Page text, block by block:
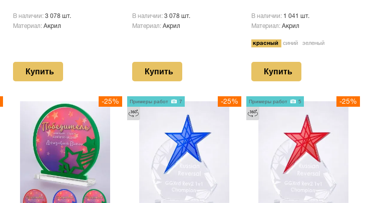
В наличии: 3 078 шт.
Материал: Акрил
Купить
В наличии: 3 078 шт.
Материал: Акрил
Купить
В наличии: 1 041 шт.
Материал: Акрил
красный синий зеленый
Купить
-25% -25%
Примеры работ 7 -25%
Примеры работ 5